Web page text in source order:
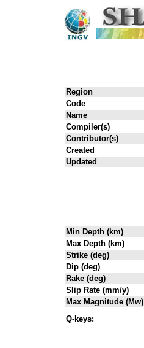
Region
Code
Name
Compiler(s)
Contributor(s)
Created
Updated
Min Depth (km)
Max Depth (km)
Strike (deg)
Dip (deg)
Rake (deg)
Slip Rate (mm/y)
Max Magnitude (Mw)
Q-keys: